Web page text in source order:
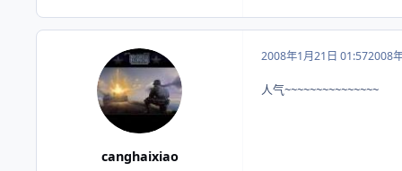
canghaixiao
2008年1月21日 01:572008
人气~~~~~~~~~~~~~~~